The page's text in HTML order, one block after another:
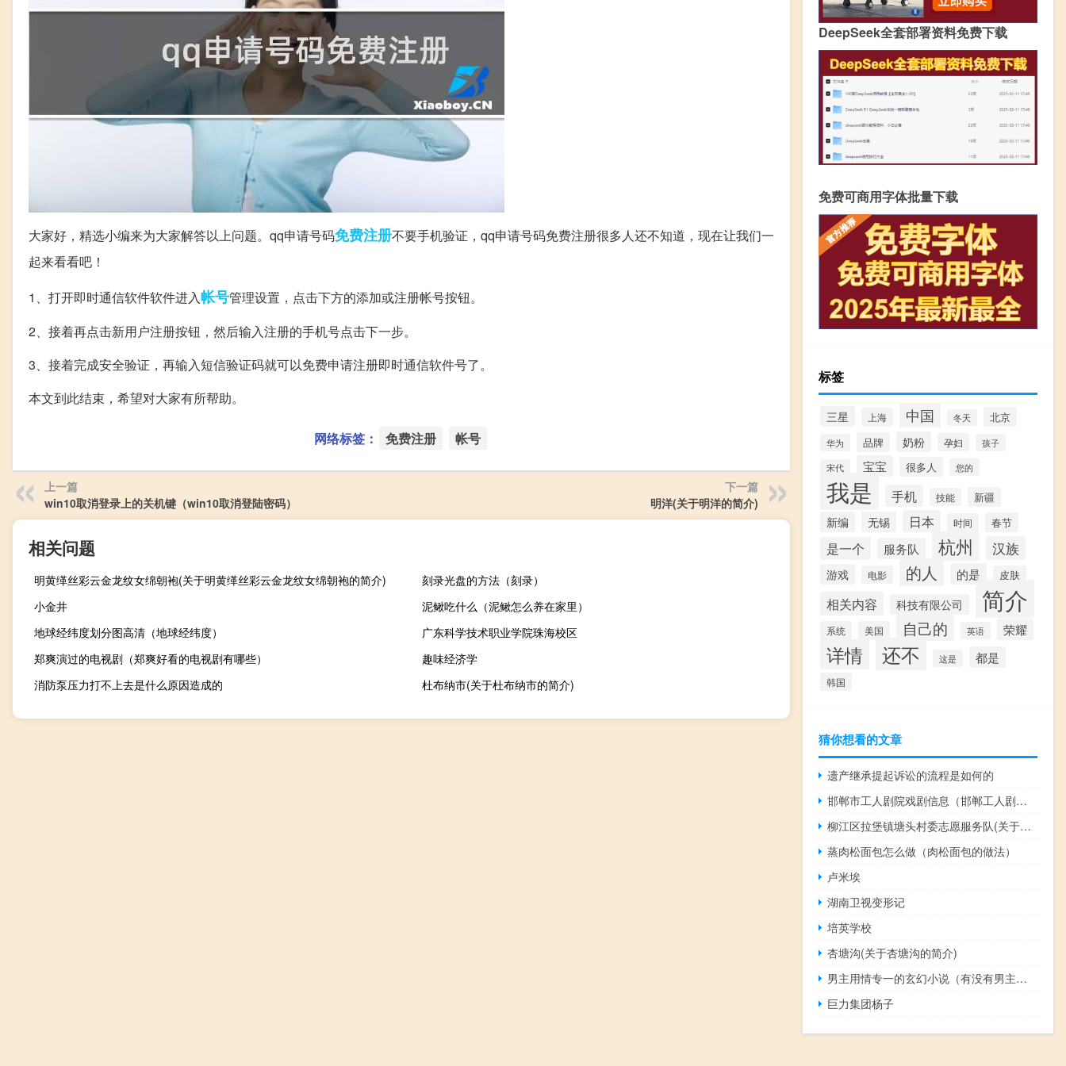
大家好，精选小编来为大家解答以上问题。qq申请号码免费注册不要手机验证，qq申请号码免费注册很多人还不知道，现在让我们一
起来看看吧！
1、打开即时通信软件软件进入帐号管理设置，点击下方的添加或注册帐号按钮。
2、接着再点击新用户注册按钮，然后输入注册的手机号点击下一步。
3、接着完成安全验证，再输入短信验证码就可以免费申请注册即时通信软件号了。
本文到此结束，希望对大家有所帮助。
网络标签： 免费注册 帐号
上一篇
win10取消登录上的关机键（win10取消登陆密码）
下一篇
明洋(关于明洋的简介)
相关问题
明黄缂丝彩云金龙纹女绵朝袍(关于明黄缂丝彩云金龙纹女绵朝袍的简介)
刻录光盘的方法（刻录）
小金井
泥鳅吃什么（泥鳅怎么养在家里）
地球经纬度划分图高清（地球经纬度）
广东科学技术职业学院珠海校区
郑爽演过的电视剧（郑爽好看的电视剧有哪些）
趣味经济学
消防泵压力打不上去是什么原因造成的
杜布纳市(关于杜布纳市的简介)
DeepSeek全套部署资料免费下载
免费可商用字体批量下载
标签
三星 上海 中国 冬天 北京
华为 品牌 奶粉 孕妇 孩子
宋代 宝宝 很多人 您的
我是 手机 技能 新疆
新编 无锡 日本 时间 春节
是一个 服务队 杭州 汉族
游戏 电影 的人 的是 皮肤
相关内容 科技有限公司 简介
系统 美国 自己的 英语 荣耀
详情 还不 这是 都是
韩国
猜你想看的文章
遗产继承提起诉讼的流程是如何的
邯郸市工人剧院戏剧信息（邯郸工人剧院今日影讯）
柳江区拉堡镇塘头村委志愿服务队(关于柳江区拉堡镇塘头村委志愿服务队的简介)
蒸肉松面包怎么做（肉松面包的做法）
卢米埃
湖南卫视变形记
培英学校
杏塘沟(关于杏塘沟的简介)
男主用情专一的玄幻小说（有没有男主角专情的玄幻小说，一对一的）
巨力集团杨子